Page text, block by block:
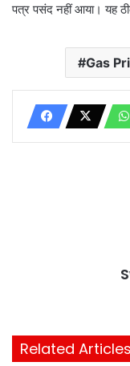
पत्र पसंद नहीं आया। यह
Gas
Related Articles